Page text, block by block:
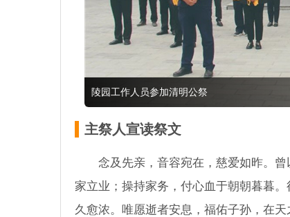
陵园工作人员参加清明公祭
主祭人宣读祭文
念及先亲，音容宛在，慈爱如昨。
家立业；操持家务，付心血于朝朝暮暮
久愈浓。唯愿逝者安息，福佑子孙，在